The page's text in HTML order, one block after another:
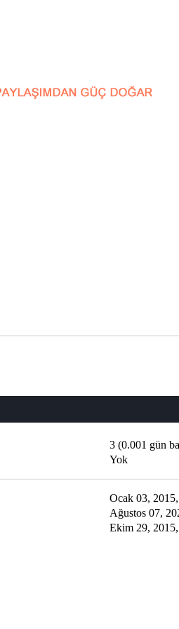
3 (0.001 gün
Yok
Ocak 03,
Ağustos 07,
Ekim 29,